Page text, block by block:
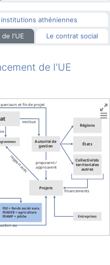
institutions athéniennes
l'UE Le contrat social
de l'UE
au
et fin de projet
Entreprises
Autorité de
gestion
Projets
Régions
États
Collectivités
territoriales
autres
institue
financements
proposent /
approuvent
rapport avec
FSE = fonds social euro.
FEADER = agriculture
FEAMP = pêche